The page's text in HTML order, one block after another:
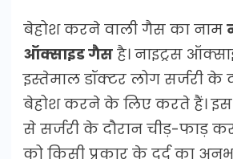
बेहोश करने वाली गैस का नाम
ऑक्साइड गैस है। नाइट्रस
इस्तेमाल डॉक्टर लोग सर्जरी के
बेहोश करने के लिए करते हैं।
से सर्जरी के दौरान चीड़-फाड़
को किसी प्रकार के दर्द का